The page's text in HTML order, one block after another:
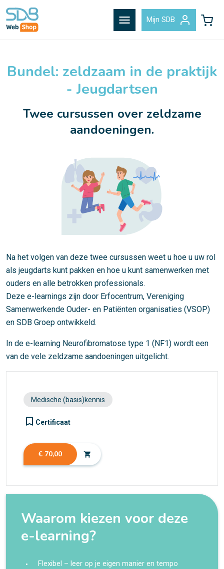
menu Mijn SDB
Bundel: zeldzaam in de praktijk
- Jeugdartsen
Twee cursussen over zeldzame
aandoeningen.
Na het volgen van deze twee cursussen weet u hoe u uw rol
als jeugdarts kunt pakken en hoe u kunt samenwerken met
ouders en alle betrokken professionals.
Deze e-learnings zijn door Erfocentrum, Vereniging
Samenwerkende Ouder- en Patiënten organisaties (VSOP)
en SDB Groep ontwikkeld.
In de e-learning Neurofibromatose type 1 (NF1) wordt een
van de vele zeldzame aandoeningen uitgelicht.
Medische (basis)kennis
turned_in_not Certificaat
€ 70,00 shopping_cart
Waarom kiezen voor deze
e-learning?
Flexibel – leer op je eigen manier en tempo